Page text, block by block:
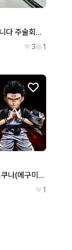
drs토우지 헤드 하나 팝니다 주술회전레진 고죠레진 스쿠나레진 토우지
3 1
주술회전 레진 월콜 Z 스쿠나(메구미) 양도 판매 합니다
1